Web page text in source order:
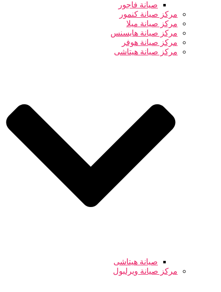
صيانة فاجور
مركز صيانة كنمور
مركز صيانة ميلا
مركز صيانة هايسنس
مركز صيانة هوفر
مركز صيانة هيتاشى
صيانة هيتاشى
مركز صيانة ويرلبول